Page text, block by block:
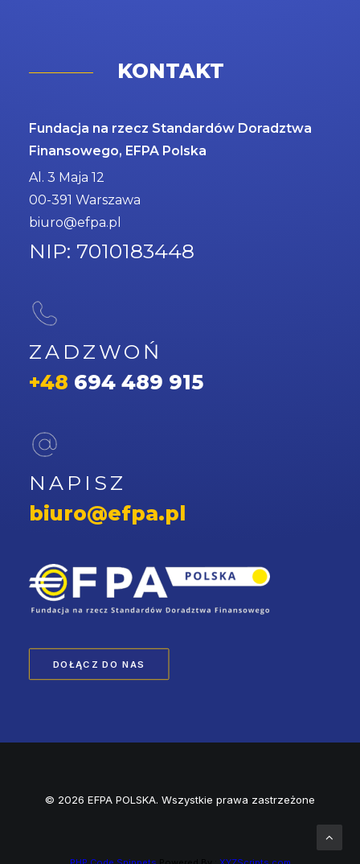
DOŁĄCZ DO NAS
KONTAKT
Fundacja na rzecz Standardów Doradztwa
Finansowego, EFPA Polska
Al. 3 Maja 12
00-391 Warszawa
biuro@efpa.pl
NIP: 7010183448
ZADZWOŃ
+48 694 489 915
NAPISZ
biuro@efpa.pl
© 2026 EFPA POLSKA. Wszystkie prawa zastrzeżone